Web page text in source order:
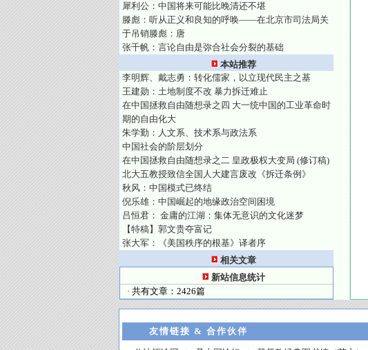
犀利公：中国将来可能比晚清还不堪
滕彪：听从正义和良知的呼唤——在北京市司法局关
于吊销滕彪：唐
张千帆：言论自由是弥合社会分裂的基础
本站推荐
李明辉、戴志勇：转化儒家，以立现代民主之基
王建勋：土地制度不改 暴力拆迁难止
在中国拯救自由随想录之四 大一统中国的工业革命时
期的自由化大
朱学勤：人文系、技术系与政法系
中国社会的阶层划分
在中国拯救自由随想录之二 皇政极权大变局 (修订稿)
北大五教授致信全国人大建言废改《拆迁条例》
秋风：中国模式已终结
倪乐雄：中国崛起的地缘政治空间困境
吕恒君： 金庸的江湖：集体无意识的文化迷梦
【特稿】郭文贵夺富记
张大军：《美国秩序的根基》译者序
相关文章
新站信息统计
· 共有文章：2426篇
友情链接 & 合作伙伴